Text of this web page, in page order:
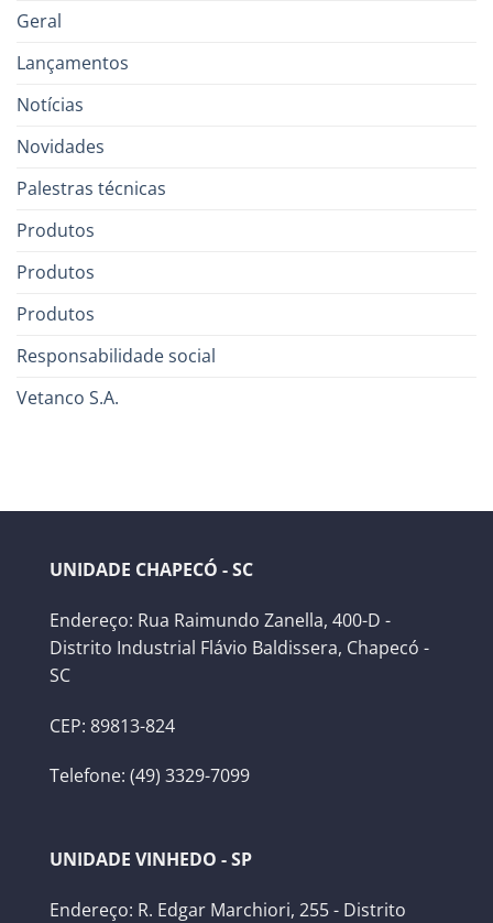
Geral
Lançamentos
Notícias
Novidades
Palestras técnicas
Produtos
Produtos
Produtos
Responsabilidade social
Vetanco S.A.
UNIDADE CHAPECÓ - SC
Endereço: Rua Raimundo Zanella, 400-D -
Distrito Industrial Flávio Baldissera, Chapecó -
SC
CEP: 89813-824
Telefone: (49) 3329-7099
UNIDADE VINHEDO - SP
Endereço: R. Edgar Marchiori, 255 - Distrito